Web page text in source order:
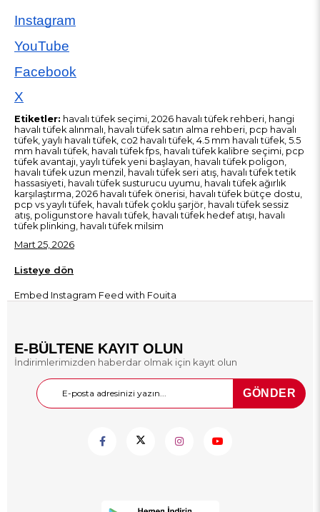
Instagram
YouTube
Facebook
X
Etiketler: havalı tüfek seçimi, 2026 havalı tüfek rehberi, hangi
havalı tüfek alınmalı, havalı tüfek satın alma rehberi, pcp havalı
tüfek, yaylı havalı tüfek, co2 havalı tüfek, 4.5 mm havalı tüfek, 5.5
mm havalı tüfek, havalı tüfek fps, havalı tüfek kalibre seçimi, pcp
tüfek avantajı, yaylı tüfek yeni başlayan, havalı tüfek poligon,
havalı tüfek uzun menzil, havalı tüfek seri atış, havalı tüfek tetik
hassasiyeti, havalı tüfek susturucu uyumu, havalı tüfek ağırlık
karşılaştırma, 2026 havalı tüfek önerisi, havalı tüfek bütçe dostu,
pcp vs yaylı tüfek, havalı tüfek çoklu şarjör, havalı tüfek sessiz
atış, poligunstore havalı tüfek, havalı tüfek hedef atışı, havalı
tüfek plinking, havalı tüfek milsim
Mart 25, 2026
Listeye dön
Embed Instagram Feed with Fouita
E-BÜLTENE KAYIT OLUN
İndirimlerimizden haberdar olmak için kayıt olun
GÖNDER